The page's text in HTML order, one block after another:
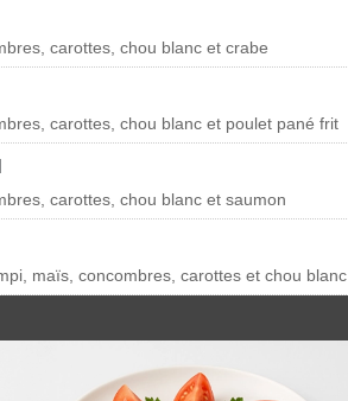
carottes, chou blanc et crabe
carottes, chou blanc et poulet pané frit
carottes, chou blanc et saumon
maïs, concombres, carottes et chou blanc